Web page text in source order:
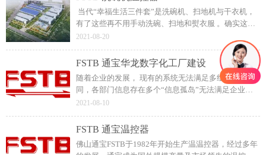
当代“幸福生活三件套”是洗碗机、扫地机与干衣机，
有了这些再不用手动洗碗、扫地和熨衣服 。确实这些
产品的出现，很多程度上节省了家务时间，更有效
2021-08-20
FSTB 通宝华龙数字化工厂建设
随着企业的发展， 现有的系统无法满足多组织业务协
同，各部门信息存在多个“信息孤岛”无法满足企业的
快速发展。经过多方面的考察，最终确定采用U9cloud
2021-08-10
FSTB 通宝温控器
佛山通宝FSTB于1982年开始生产温温控器，经过多年